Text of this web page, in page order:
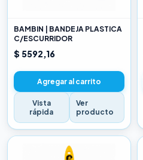
BAMBIN | BANDEJA PLASTICA
C/ESCURRIDOR
$ 5592,16
Agregar al carrito
Vista
rápida
Ver
producto